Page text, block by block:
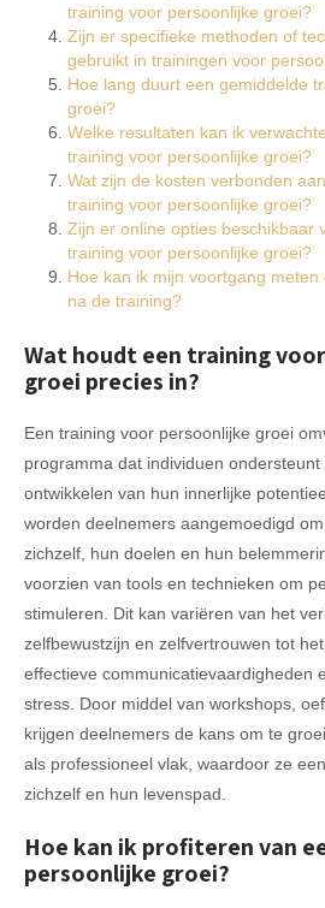
training voor persoonlijke groei?
Zijn er specifieke methoden of
gebruikt in trainingen voor
Hoe lang duurt een gemiddelde
groei?
Welke resultaten kan ik
training voor persoonlijke groei?
Wat zijn de kosten verbonden
training voor persoonlijke groei?
Zijn er online opties beschikbaar
training voor persoonlijke groei?
Hoe kan ik mijn voortgang
na de training?
Wat houdt een training
groei precies in?
Een training voor persoonlijke groei
programma dat individuen
ontwikkelen van hun innerlijke
worden deelnemers aangemoedigd
zichzelf, hun doelen en hun
voorzien van tools en technieken om
stimuleren. Dit kan variëren van het
zelfbewustzijn en zelfvertrouwen tot
effectieve communicatievaardigheden
stress. Door middel van workshops,
krijgen deelnemers de kans om te
als professioneel vlak, waardoor ze
zichzelf en hun levenspad.
Hoe kan ik profiteren van
persoonlijke groei?